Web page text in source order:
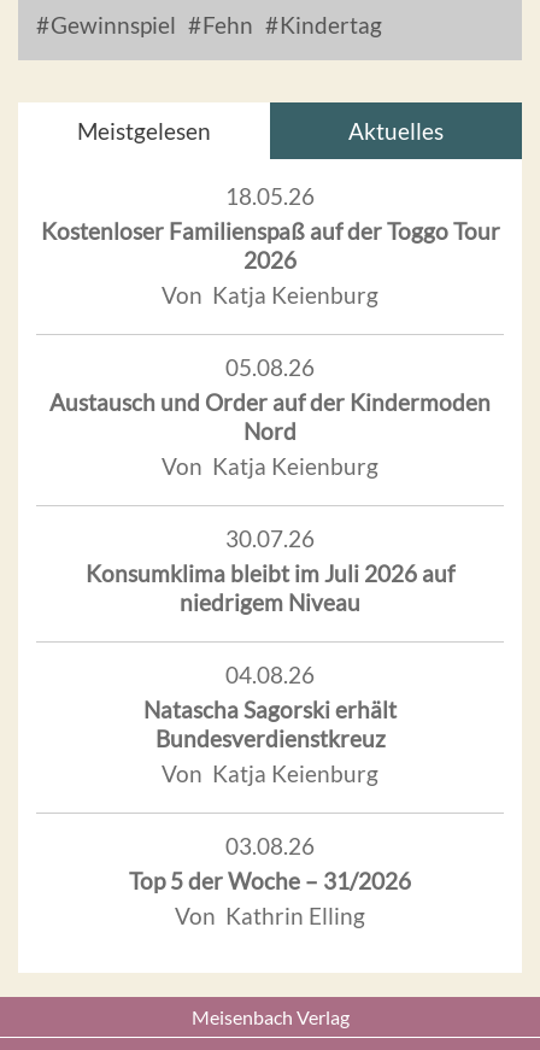
Gewinnspiel Fehn Kindertag
Meistgelesen Aktuelles
18.05.26
Kostenloser Familienspaß auf der Toggo Tour
2026
Von Katja Keienburg
05.08.26
Austausch und Order auf der Kindermoden
Nord
Von Katja Keienburg
30.07.26
Konsumklima bleibt im Juli 2026 auf
niedrigem Niveau
04.08.26
Natascha Sagorski erhält
Bundesverdienstkreuz
Von Katja Keienburg
03.08.26
Top 5 der Woche – 31/2026
Von Kathrin Elling
Meisenbach Verlag